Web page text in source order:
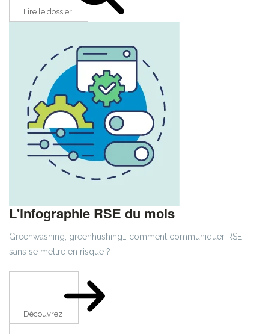
Lire le dossier
L'infographie RSE du mois
Greenwashing, greenhushing… comment communiquer RSE
sans se mettre en risque ?
Découvrez